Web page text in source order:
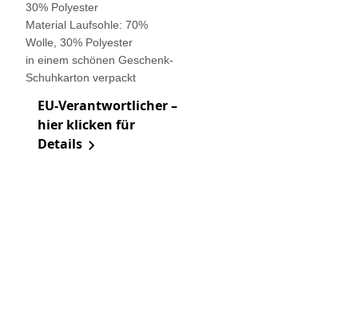
30% Polyester
Material Laufsohle: 70%
Wolle, 30% Polyester
in einem schönen Geschenk-
Schuhkarton verpackt
EU-Verantwortlicher –
hier klicken für
Details